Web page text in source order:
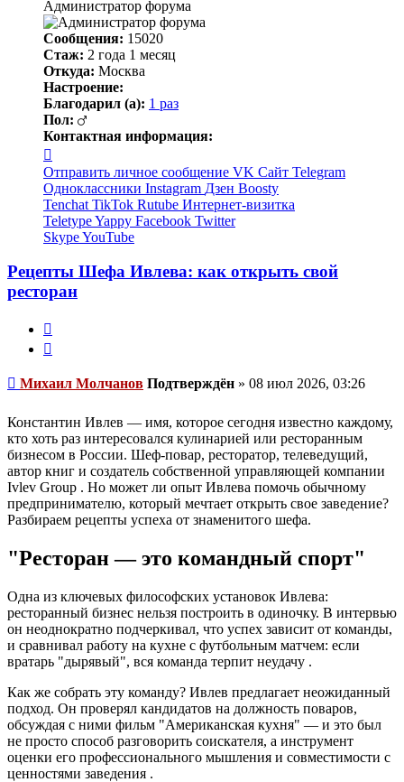
Администратор форума
Сообщения: 15020
Стаж: 2 года 1 месяц
Откуда: Москва
Настроение:
Благодарил (а): 1 раз
Пол:
Контактная информация:
информация
пользователя
Михаил
Молчанов
Отправить личное сообщение VK Сайт Telegram
Одноклассники Instagram Дзен Boosty
Tenchat TikTok Rutube Интернет-визитка
TeletypeYappy Facebook Twitter
SkypeYouTube
Рецепты Шефа Ивлева: как открыть свой
ресторан
Непрочитанное
Михаил Молчанов Подтверждён » 08 июл 2026, 03:26
Константин Ивлев — имя, которое сегодня известно каждому,
кто хоть раз интересовался кулинарией или ресторанным
бизнесом в России. Шеф-повар, ресторатор, телеведущий,
автор книг и создатель собственной управляющей компании
Ivlev Group . Но может ли опыт Ивлева помочь обычному
предпринимателю, который мечтает открыть свое заведение?
Разбираем рецепты успеха от знаменитого шефа.
"Ресторан — это командный спорт"
Одна из ключевых философских установок Ивлева:
ресторанный бизнес нельзя построить в одиночку. В интервью
он неоднократно подчеркивал, что успех зависит от команды,
и сравнивал работу на кухне с футбольным матчем: если
вратарь "дырявый", вся команда терпит неудачу .
Как же собрать эту команду? Ивлев предлагает неожиданный
подход. Он проверял кандидатов на должность поваров,
обсуждая с ними фильм "Американская кухня" — и это был
не просто способ разговорить соискателя, а инструмент
оценки его профессионального мышления и совместимости с
ценностями заведения .